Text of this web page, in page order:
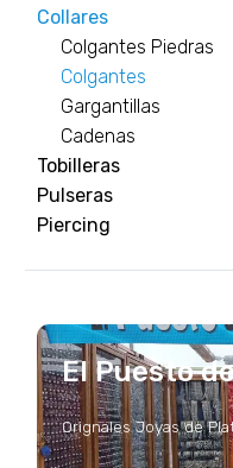
Collares
Colgantes Piedras
Colgantes
Gargantillas
Cadenas
Tobilleras
Pulseras
Piercing
El Puesto
Orignales Joyas de